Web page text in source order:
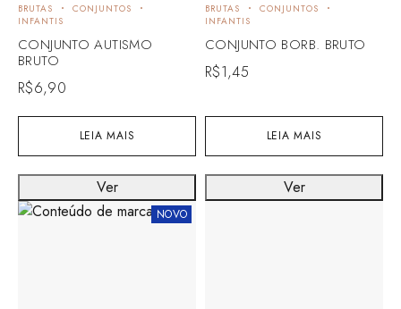
LEIA MAIS
BRUTAS
CONJUNTOS
INFANTIS
CONJUNTO AUTISMO
BRUTO
R$6,90
LEIA MAIS
BRUTAS
CONJUNTOS
INFANTIS
CONJUNTO BORB. BRUTO
R$1,45
NOVO
Ver Ver